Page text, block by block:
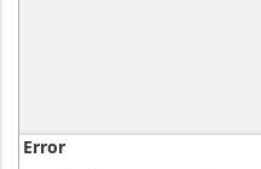
Error